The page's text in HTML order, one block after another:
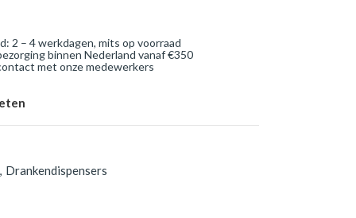
2 – 4 werkdagen, mits op voorraad
binnen Nederland vanaf €350
met onze medewerkers
Drankendispensers